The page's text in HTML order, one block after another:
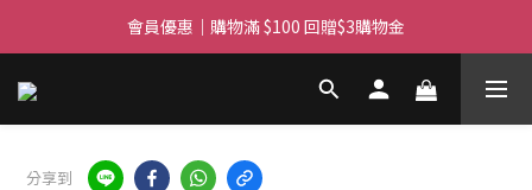
滿$450免費送貨上門 I 滿$350免運 順豐自取
會員優惠｜購物滿 $100 回贈$3購物金
滿$450免費送貨上門 I 滿$350免運 順豐自取
分享到